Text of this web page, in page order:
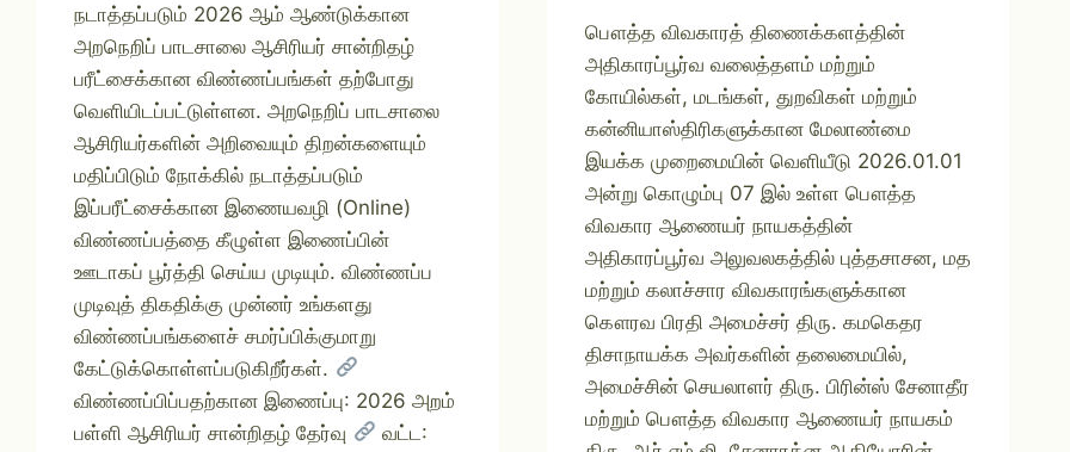
நடாத்தப்படும் 2026 ஆம் ஆண்டுக்கான
அறநெறிப் பாடசாலை ஆசிரியர் சான்றிதழ்
பரீட்சைக்கான விண்ணப்பங்கள் தற்போது
வெளியிடப்பட்டுள்ளன. அறநெறிப் பாடசாலை
ஆசிரியர்களின் அறிவையும் திறன்களையும்
மதிப்பிடும் நோக்கில் நடாத்தப்படும்
இப்பரீட்சைக்கான இணையவழி (Online)
விண்ணப்பத்தை கீழுள்ள இணைப்பின்
ஊடாகப் பூர்த்தி செய்ய முடியும். விண்ணப்ப
முடிவுத் திகதிக்கு முன்னர் உங்களது
விண்ணப்பங்களைச் சமர்ப்பிக்குமாறு
கேட்டுக்கொள்ளப்படுகிறீர்கள்.
விண்ணப்பிப்பதற்கான இணைப்பு: 2026 அறம்
பள்ளி ஆசிரியர் சான்றிதழ் தேர்வு
வட்ட:
பௌத்த விவகாரத் திணைக்களத்தின்
அதிகாரப்பூர்வ வலைத்தளம் மற்றும்
கோயில்கள், மடங்கள், துறவிகள் மற்றும்
கன்னியாஸ்திரிகளுக்கான மேலாண்மை
இயக்க முறைமையின் வெளியீடு 2026.01.01
அன்று கொழும்பு 07 இல் உள்ள பௌத்த
விவகார ஆணையர் நாயகத்தின்
அதிகாரப்பூர்வ அலுவலகத்தில் புத்தசாசன, மத
மற்றும் கலாச்சார விவகாரங்களுக்கான
கௌரவ பிரதி அமைச்சர் திரு. கமகெதர
திசாநாயக்க அவர்களின் தலைமையில்,
அமைச்சின் செயலாளர் திரு. பிரின்ஸ் சேனாதீர
மற்றும் பௌத்த விவகார ஆணையர் நாயகம்